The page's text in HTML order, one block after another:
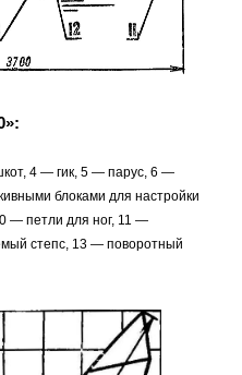
4 — гик, 5 — парус, 6 —
блоками для настройки
— петли для ног, 11 —
степс, 13 — поворотный